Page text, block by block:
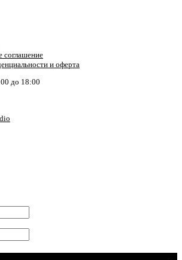
соглашение
и оферта
до 18:00